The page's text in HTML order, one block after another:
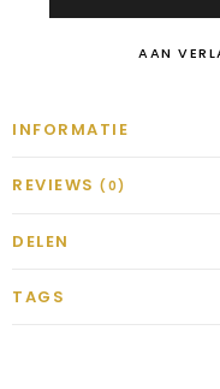
AAN
INFORMATIE
REVIEWS (0)
DELEN
TAGS